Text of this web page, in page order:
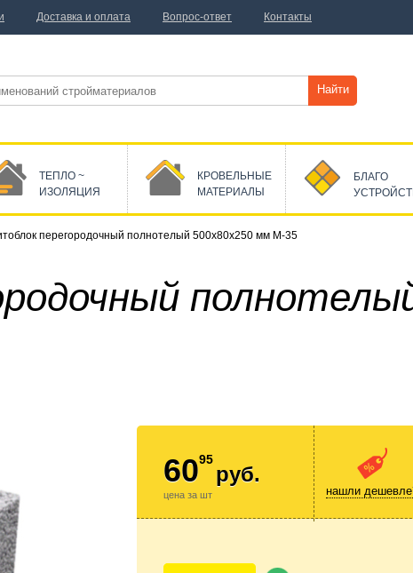
перегородочный полнотелый 500x80x250 мм М-35
6095
руб.
цена за шт нашли
Найти
ТЕПЛО ~
ИЗОЛЯЦИЯ
КРОВЕЛЬНЫЕ
МАТЕРИАЛЫ
БЛАГО
Доставка и оплата Вопрос-ответ Контакты